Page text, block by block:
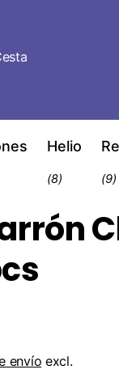
Helio
(8) (9)
envío excl.